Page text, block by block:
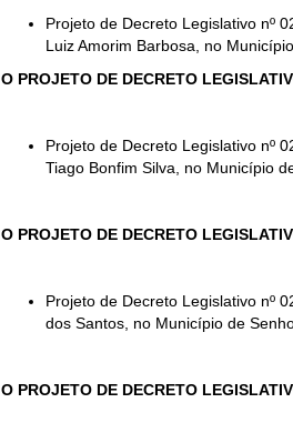
Projeto de Decreto Legislativo nº
Luiz Amorim Barbosa, no
O PROJETO DE DECRETO
Projeto de Decreto Legislativo nº
Tiago Bonfim Silva, no Município
O PROJETO DE DECRETO
Projeto de Decreto Legislativo nº
dos Santos, no Município de
O PROJETO DE DECRETO